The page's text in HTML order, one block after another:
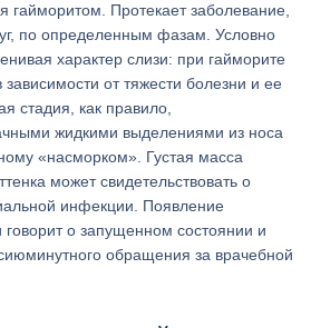
гайморитом. Протекает заболевание,
по определенным фазам. Условно
характер слизи: при гайморите
от тяжести болезни и ее
стадия, как правило,
жидкими выделениями из носа
«насморком». Густая масса
может свидетельствовать о
инфекции. Появление
говорит о запущенном состоянии и
обращения за врачебной